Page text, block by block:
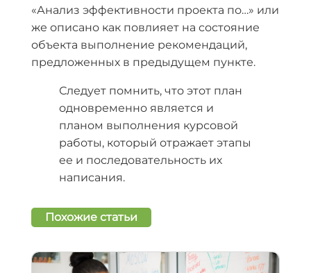
«Анализ эффективности проекта по…» или
же описано как повлияет на состояние
объекта выполнение рекомендаций,
предложенных в предыдущем пункте.
Следует помнить, что этот план
одновременно является и
планом выполнения курсовой
работы, который отражает этапы
ее и последовательность их
написания.
Похожие статьи